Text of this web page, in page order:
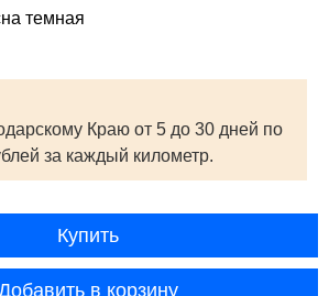
темная
Краю от 5 до 30 дней по
за каждый километр.
Купить
в корзину